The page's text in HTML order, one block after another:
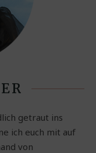
getraut ins
ich euch mit auf
von